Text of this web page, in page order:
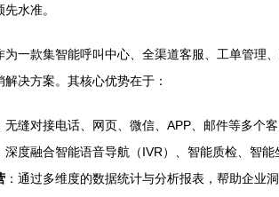
水准。
为一款集智能呼叫中心、全渠道客服、工单管理
决方案。其核心优势在于：
无缝对接电话、网页、微信、APP、邮件等多个
深度融合智能语音导航（IVR）、智能质检、智
：通过多维度的数据统计与分析报表，帮助企业